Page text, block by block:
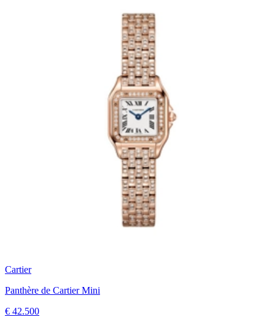
Cartier
Panthère de Cartier Mini
€ 42.500